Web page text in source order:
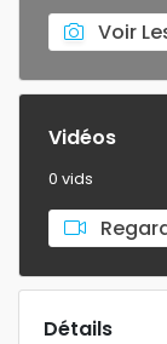
Voir
Vidéos
0 vids
Détails